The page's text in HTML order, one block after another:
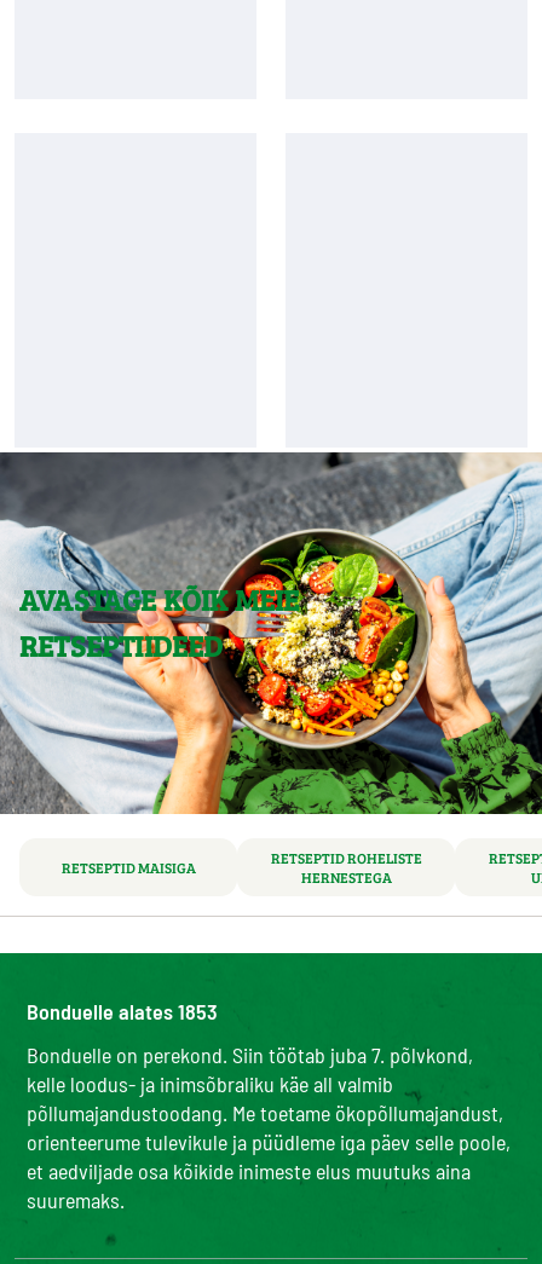
AVASTAGE KÕIK MEIE
RETSEPTIIDEED
RETSEPTID MAISIGA
RETSEPTID ROHELISTE
HERNESTEGA
Bonduelle alates 1853
Bonduelle on perekond. Siin töötab juba 7. põlvkond,
kelle loodus- ja inimsõbraliku käe all valmib
põllumajandustoodang. Me toetame ökopõllumajandust,
orienteerume tulevikule ja püüdleme iga päev selle poole,
et aedviljade osa kõikide inimeste elus muutuks aina
suuremaks.